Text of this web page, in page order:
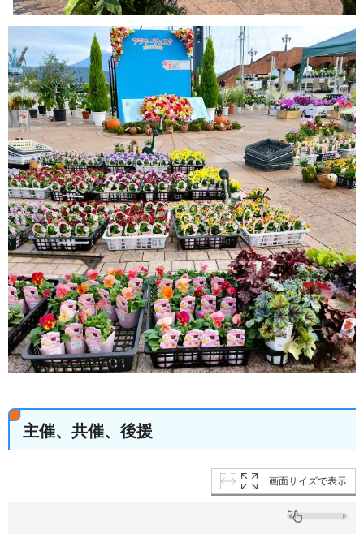
主催、共催、後援
画面サイズで表示